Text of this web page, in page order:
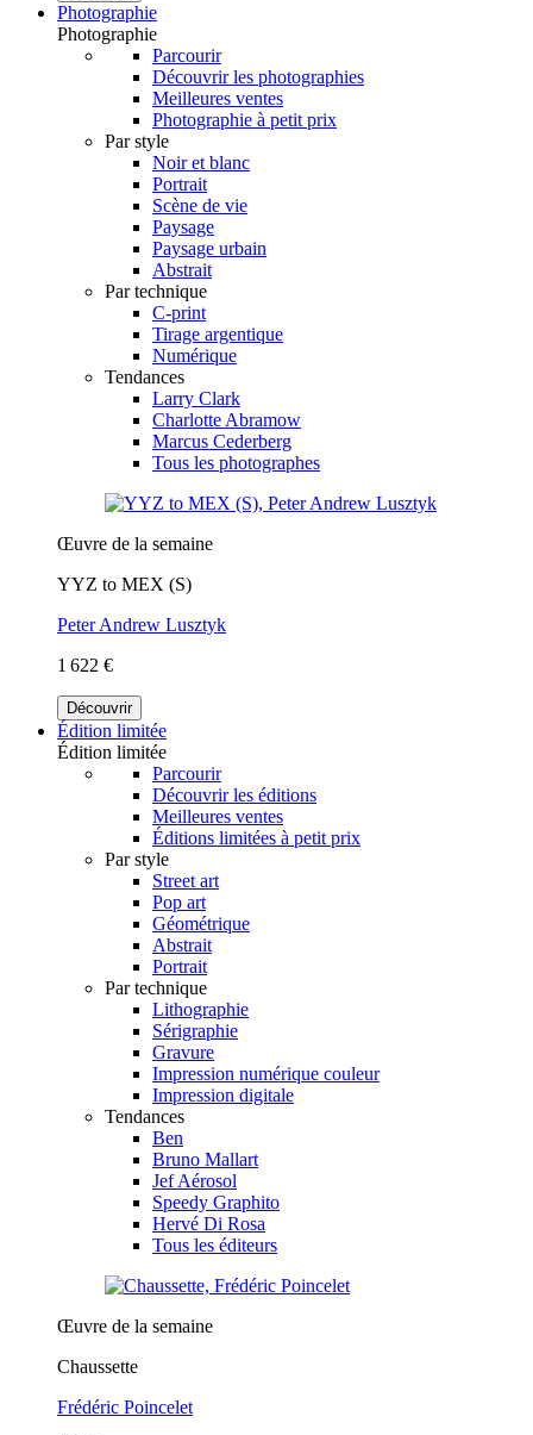
Photographie
Photographie
Parcourir
Découvrir les photographies
Meilleures ventes
Photographie à petit prix
Par style
Noir et blanc
Portrait
Scène de vie
Paysage
Paysage urbain
Abstrait
Par technique
C-print
Tirage argentique
Numérique
Tendances
Larry Clark
Charlotte Abramow
Marcus Cederberg
Tous les photographes
Œuvre de la semaine
YYZ to MEX (S)
Peter Andrew Lusztyk
1 622 €
Découvrir
Édition limitée
Édition limitée
Parcourir
Découvrir les éditions
Meilleures ventes
Éditions limitées à petit prix
Par style
Street art
Pop art
Géométrique
Abstrait
Portrait
Par technique
Lithographie
Sérigraphie
Gravure
Impression numérique couleur
Impression digitale
Tendances
Ben
Bruno Mallart
Jef Aérosol
Speedy Graphito
Hervé Di Rosa
Tous les éditeurs
Œuvre de la semaine
Chaussette
Frédéric Poincelet